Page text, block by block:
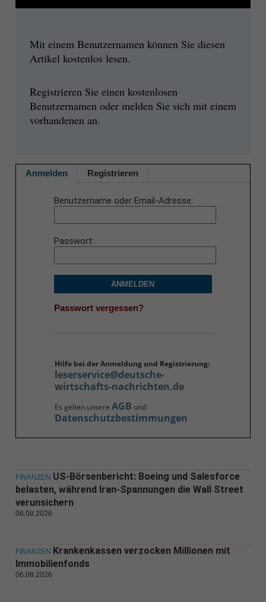
Mit einem Benutzernamen können Sie diesen
Artikel kostenlos lesen.
Registrieren Sie einen kostenlosen
Benutzernamen oder melden Sie sich mit einem
vorhandenen an.
Anmelden Registrieren
Benutzername oder Email-Adresse
Passwort
ANMELDEN
Passwort vergessen?
Hilfe bei der Anmeldung und Registrierung:
leserservice@deutsche-
wirtschafts-nachrichten.de
Es gelten unsere AGB und
Datenschutzbestimmungen
FINANZEN US-Börsenbericht: Boeing und Salesforce
belasten, während Iran-Spannungen die Wall Street
verunsichern
06.08.2026
FINANZEN Krankenkassen verzocken Millionen mit
Immobilienfonds
06.08.2026